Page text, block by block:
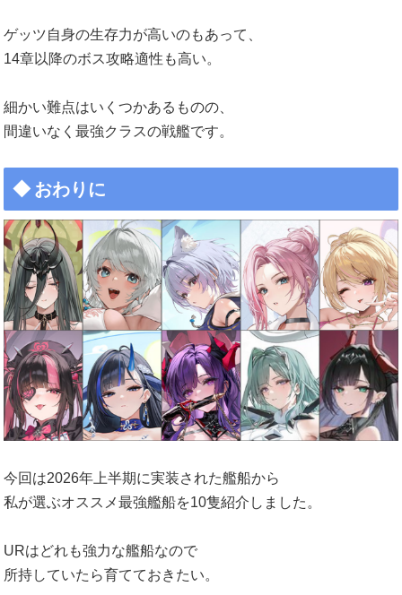
ゲッツ自身の生存力が高いのもあって、
14章以降のボス攻略適性も高い。
細かい難点はいくつかあるものの、
間違いなく最強クラスの戦艦です。
おわりに
今回は2026年上半期に実装された艦船から
私が選ぶオススメ最強艦船を10隻紹介しました。
URはどれも強力な艦船なので
所持していたら育てておきたい。